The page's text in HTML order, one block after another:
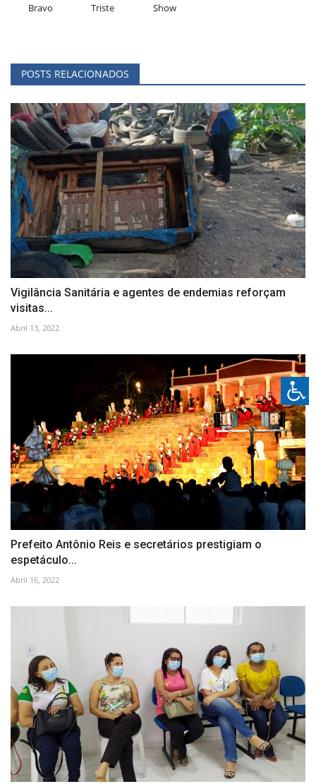
Bravo Triste Show
POSTS RELACIONADOS
Vigilância Sanitária e agentes de endemias reforçam
visitas...
Abril 13, 2022
Prefeito Antônio Reis e secretários prestigiam o
espetáculo...
Abril 16, 2022